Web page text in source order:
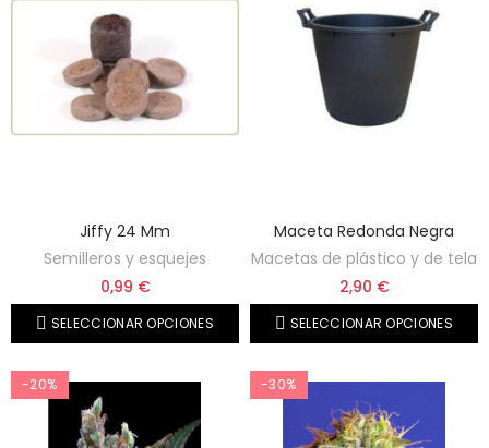
Jiffy 24 Mm
Semilleros y esquejes
0,99 €
SELECCIONAR OPCIONES
Maceta Redonda Negra
Macetas de plástico y de tela
2,90 €
SELECCIONAR OPCIONES
-20% -30%